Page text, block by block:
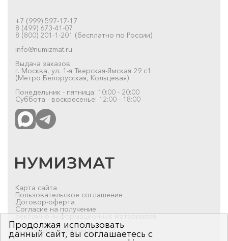
+7 (999) 597-17-17
8 (499) 673-41-07
8 (800) 201-1-201 (бесплатно по России)
info@numizmat.ru
Выдача заказов:
г. Москва, ул. 1-я Тверская-Ямская 29 с1
(Метро Белорусская, Кольцевая)
Понедельник - пятница: 10:00 - 20:00
Суббота - воскресенье: 12:00 - 18:00
Карта сайта
Пользовательское соглашение
Договор-оферта
Согласие на получение
рекламно-информационных материалов
© 2019-2026 Нумизмат.ru
Продолжая использовать
данный сайт, вы соглашаетесь с